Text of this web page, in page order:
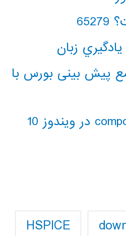
زبان
پیش بینی بورس با
HSPICE